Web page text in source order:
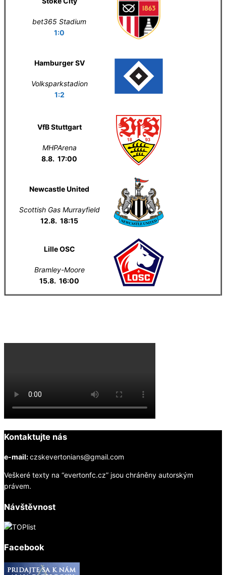
bet365 Stadium
1:0
Hamburger SV
Volksparkstadion
1:2
VfB Stuttgart
MHPArena
8.8. 17:00
Newcastle United
Scottish Gas Murrayfield
12.8. 18:15
Lille OSC
Bramley-Moore
15.8. 16:00
Kontaktujte nás
e-mail:czskevertonians@gmail.com
Veškeré texty na “evertonfc.cz” jsou chráněny autorským
právem.
Návštěvnost
Facebook